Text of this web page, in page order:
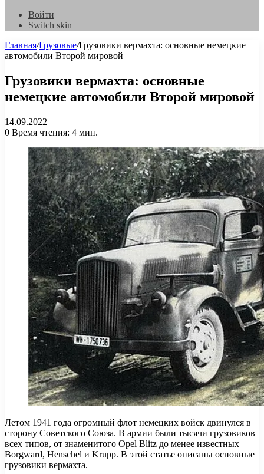
Войти
Switch skin
Главная/Грузовые/Грузовики вермахта: основные немецкие
автомобили Второй мировой
Грузовики вермахта: основные
немецкие автомобили Второй мировой
14.09.2022
0 Время чтения: 4 мин.
Летом 1941 года огромный флот немецких войск двинулся в
сторону Советского Союза. В армии были тысячи грузовиков
всех типов, от знаменитого Opel Blitz до менее известных
Borgward, Henschel и Krupp. В этой статье описаны основные
грузовики вермахта.